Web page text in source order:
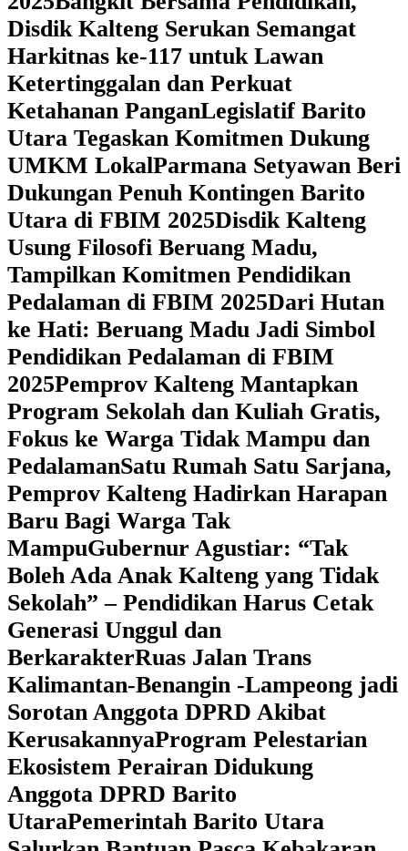
Disdik Kalteng Serukan Semangat
Harkitnas ke-117 untuk Lawan
Ketertinggalan dan Perkuat
Ketahanan PanganLegislatif Barito
Utara Tegaskan Komitmen Dukung
UMKM LokalParmana Setyawan Beri
Dukungan Penuh Kontingen Barito
Utara di FBIM 2025Disdik Kalteng
Usung Filosofi Beruang Madu,
Tampilkan Komitmen Pendidikan
Pedalaman di FBIM 2025‎Dari Hutan
ke Hati: Beruang Madu Jadi Simbol
Pendidikan Pedalaman di FBIM
2025‎Pemprov Kalteng Mantapkan
Program Sekolah dan Kuliah Gratis,
Fokus ke Warga Tidak Mampu dan
Pedalaman‎Satu Rumah Satu Sarjana,
Pemprov Kalteng Hadirkan Harapan
Baru Bagi Warga Tak
Mampu‎Gubernur Agustiar: “Tak
Boleh Ada Anak Kalteng yang Tidak
Sekolah” – Pendidikan Harus Cetak
Generasi Unggul dan
BerkarakterRuas Jalan Trans
Kalimantan-Benangin -Lampeong jadi
Sorotan Anggota DPRD Akibat
KerusakannyaProgram Pelestarian
Ekosistem Perairan Didukung
Anggota DPRD Barito
UtaraPemerintah Barito Utara